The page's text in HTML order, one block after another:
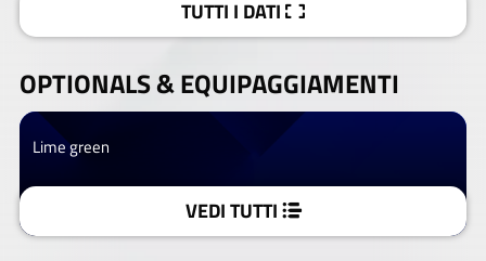
TUTTI I DATI
OPTIONALS &EQUIPAGGIAMENTI
Lime green
VEDI TUTTI